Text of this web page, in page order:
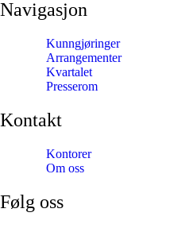
Navigasjon
Kunngjøringer
Arrangementer
Kvartalet
Presserom
Kontakt
Kontorer
Om oss
Følg oss